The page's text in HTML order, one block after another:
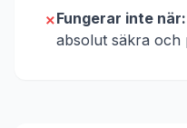
✗Fungerar inte när:
absolut säkra och